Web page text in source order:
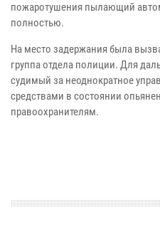
пожаротушения пылающий
полностью.
На место задержания была
группа отдела полиции. Для
судимый за неоднократное
средствами в состоянии
правоохранителям.